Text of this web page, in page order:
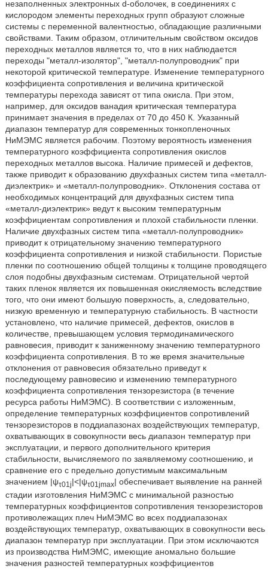
незаполненных электронных d-оболочек, в соединениях с
кислородом элементы переходных групп образуют сложные
системы с переменной валентностью, обладающие различными
свойствами. Таким образом, отличительным свойством оксидов
переходных металлов является то, что в них наблюдается
переходы "металл-изолятор", "металл-полупроводник" при
некоторой критической температуре. Изменение температурного
коэффициента сопротивления и величина критической
температуры перехода зависят от типа окисла. При этом,
например, для оксидов ванадия критическая температура
принимает значения в пределах от 70 до 450 К. Указанный
диапазон температур для современных тонкопленочных
НиМЭМС является рабочим. Поэтому вероятность изменения
температурного коэффициента сопротивления окислов
переходных металлов высока. Наличие примесей и дефектов,
также приводит к образованию двухфазных систем типа «металл-
диэлектрик» и «металл-полупроводник». Отклонения состава от
необходимых концентраций для двухфазных систем типа
«металл-диэлектрик» ведут к высоким температурным
коэффициентам сопротивления и плохой стабильности пленки.
Наличие двухфазных систем типа «металл-полупроводник»
приводит к отрицательному значению температурного
коэффициента сопротивления и низкой стабильности. Пористые
пленки по соотношению общей толщины к толщине проводящего
слоя подобны двухфазным системам. Отрицательной чертой
таких пленок является их повышенная окисляемость вследствие
того, что они имеют большую поверхность, а, следовательно,
низкую временную и температурную стабильность. В частности
установлено, что наличие примесей, дефектов, окислов в
количестве, превышающем условия термодинамического
равновесия, приводит к заниженному значению температурного
коэффициента сопротивления. В то же время значительные
отклонения от равновесия обязательно приведут к
последующему равновесию и изменению температурного
коэффициента сопротивления тензорезистора (в течение
ресурса работы НиМЭМС). В соответствии с изложенным,
определение температурных коэффициентов сопротивлений
тензорезисторов в поддиапазонах воздействующих температур,
охватывающих в совокупности весь диапазон температур при
эксплуатации, и первого дополнительного критерия
стабильности, вычисляемого по заявляемому соотношению, и
сравнение его с предельно допустимым максимальным
значением |ψτ01j|<|ψτ01jmax| обеспечивает выявление на ранней
стадии изготовления НиМЭМС с минимальной разностью
температурных коэффициентов сопротивления тензорезисторов
противолежащих плеч НиМЭМС во всех поддиапазонах
воздействующих температур, охватывающих в совокупности весь
диапазон температур при эксплуатации. При этом исключаются
из производства НиМЭМС, имеющие аномально большие
значения разностей температурных коэффициентов